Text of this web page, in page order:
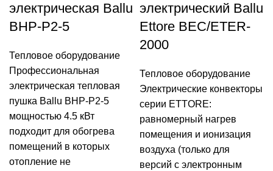
электрическая Ballu
BHP-P2-5
Тепловое оборудование
Профессиональная
электрическая тепловая
пушка Ballu BHP-P2-5
мощностью 4.5 кВт
подходит для обогрева
помещений в которых
отопление не
электрический Ballu
Ettore BEC/ETER-
2000
Тепловое оборудование
Электрические конвекторы
серии ETTORE:
равномерный нагрев
помещения и ионизация
воздуха (только для
версий с электронным